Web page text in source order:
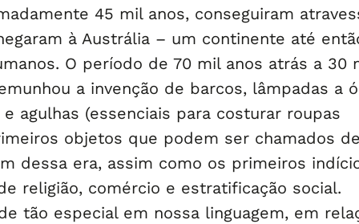
45 mil anos, conseguiram
à Austrália – um continente até
O período de 70 mil anos atrás a 30
a invenção de barcos, lâmpadas a
agulhas (essenciais para costurar roupas
objetos que podem ser chamados
dessa era, assim como os primeiros
religião, comércio e estratificação social.
tão especial em nossa linguagem, em